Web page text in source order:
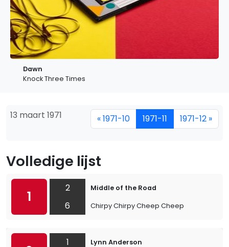
Dawn
Knock Three Times
13 maart 1971 « 1971-10 1971-11 1971-12 »
Volledige lijst
1
2
6
Middle of the Road
Chirpy Chirpy Cheep Cheep
1 Lynn Anderson